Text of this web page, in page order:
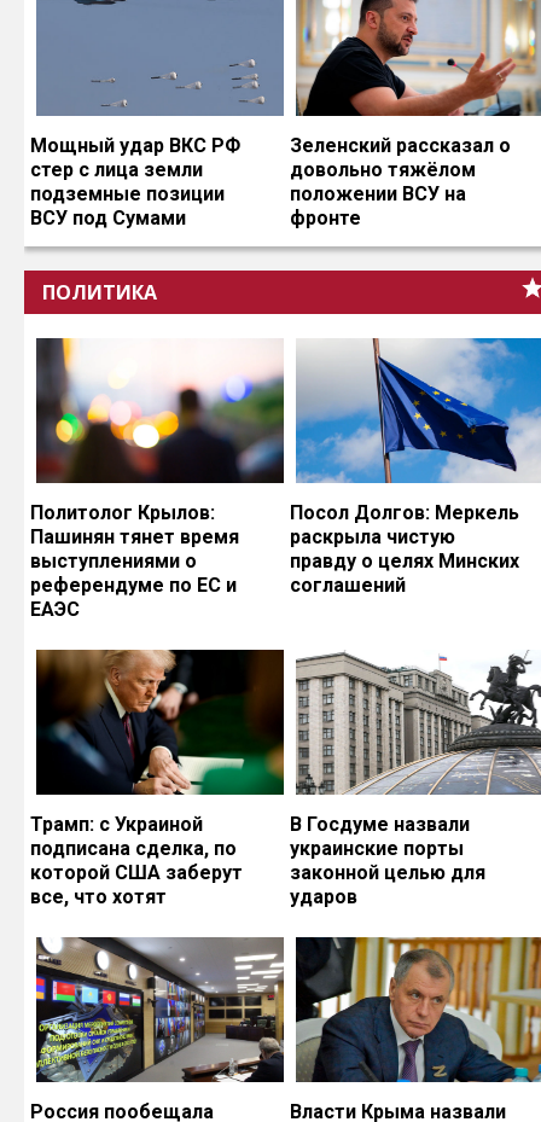
Мощный удар ВКС РФ
стер с лица земли
подземные позиции
ВСУ под Сумами
Зеленский рассказал о
довольно тяжёлом
положении ВСУ на
фронте
ПОЛИТИКА
Политолог Крылов:
Пашинян тянет время
выступлениями о
референдуме по ЕС и
ЕАЭС
Посол Долгов: Меркель
раскрыла чистую
правду о целях Минских
соглашений
Трамп: с Украиной
подписана сделка, по
которой США заберут
все, что хотят
В Госдуме назвали
украинские порты
законной целью для
ударов
Россия пообещала
Власти Крыма назвали